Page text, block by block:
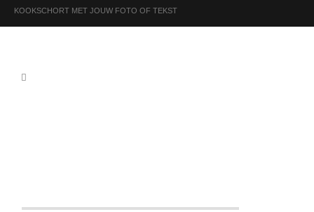
KOOKSCHORT MET JOUW FOTO OF TEKST